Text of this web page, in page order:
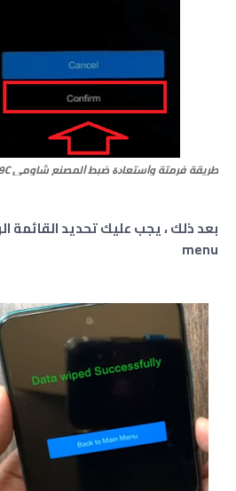
طريقة فرمتة وﺍﺳﺘﻌﺎﺩﺓ ﺿﺒﻂ ﺍﻟﻤﺼﻨﻊ شاومي Xiaomi Redmi 9C
menu